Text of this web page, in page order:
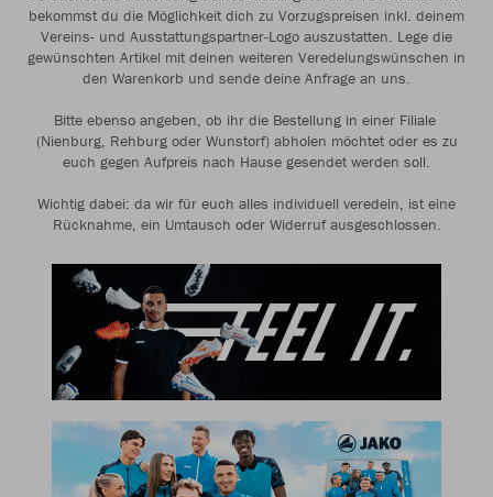
bekommst du die Möglichkeit dich zu Vorzugspreisen inkl. deinem
Vereins- und Ausstattungspartner-Logo auszustatten. Lege die
gewünschten Artikel mit deinen weiteren Veredelungswünschen in
den Warenkorb und sende deine Anfrage an uns.
Bitte ebenso angeben, ob ihr die Bestellung in einer Filiale
(Nienburg, Rehburg oder Wunstorf) abholen möchtet oder es zu
euch gegen Aufpreis nach Hause gesendet werden soll.
Wichtig dabei: da wir für euch alles individuell veredeln, ist eine
Rücknahme, ein Umtausch oder Widerruf ausgeschlossen.